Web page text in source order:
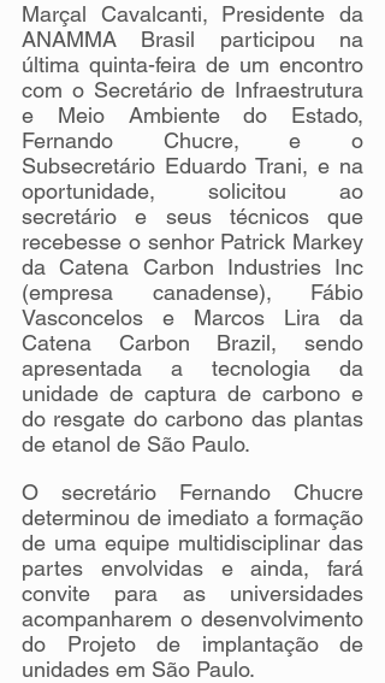
Marçal Cavalcanti, Presidente da
ANAMMA Brasil participou na
última quinta-feira de um encontro
com o Secretário de Infraestrutura
e Meio Ambiente do Estado,
Fernando Chucre, e o
Subsecretário Eduardo Trani, e na
oportunidade, solicitou ao
secretário e seus técnicos que
recebesse o senhor Patrick Markey
da Catena Carbon Industries Inc
(empresa canadense), Fábio
Vasconcelos e Marcos Lira da
Catena Carbon Brazil, sendo
apresentada a tecnologia da
unidade de captura de carbono e
do resgate do carbono das plantas
de etanol de São Paulo.
O secretário Fernando Chucre
determinou de imediato a formação
de uma equipe multidisciplinar das
partes envolvidas e ainda, fará
convite para as universidades
acompanharem o desenvolvimento
do Projeto de implantação de
unidades em São Paulo.